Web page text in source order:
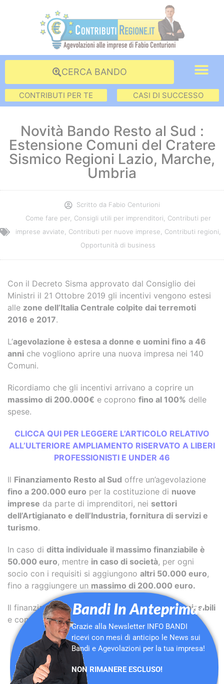
CERCA BANDO
CONTRIBUTI PER TE CASI DI SUCCESSO
Novità Bando Resto al Sud :
Estensione Comuni del Cratere
Sismico Regioni Lazio, Marche,
Umbria
Scritto da Fabio Centurioni
Come fare per, Consigli utili per imprenditori
Contributi per
imprese avviate
Contributi per nuove imprese Contributi regioni
Opportunità di business
Con il Decreto Sisma approvato dal Consiglio dei
Ministri il 21 Ottobre 2019 gli incentivi vengono estesi
alle zone dell’Italia Centrale colpite dai terremoti
2016 e 2017.
L’agevolazione è estesa a donne e uomini fino a 46
anni che vogliono aprire una nuova impresa nei 140
Comuni.
Ricordiamo che gli incentivi arrivano a coprire un
massimo di 200.000€ e coprono fino al 100% delle
spese.
CLICCA QUI PER LEGGERE L’ARTICOLO RELATIVO
ALL’ULTERIORE AMPLIAMENTO RISERVATO A LIBERI
PROFESSIONISTI E UNDER 46
Il Finanziamento Resto al Sud offre un’agevolazione
fino a 200.000 euro per la costituzione di nuove
imprese da parte di imprenditori, nei settori
dell’Artigianato e dell’Industria, fornitura di servizi e
turismo.
In caso di ditta individuale il massimo finanziabile è
50.000 euro, mentre in caso di società, per ogni
socio con i requisiti si aggiungono altri 50.000 euro,
fino a raggiungere un massimo di 200.000 euro.
Il finanziamento copre il100% delle spese ammissibili
e consiste in:
contributo a fondo perduto pari al 35%
dell’investimento complessivo
finanziamento bancario pari al 65%
dell’investimento complessivo, garantito dal
Bandi In Anteprima?
Grazie alla Newsletter INFO BANDI
ricevi con mesi di anticipo le News sui
Bandi e Agevolazioni per la tua impresa!
NON RIMANERE ESCLUSO!